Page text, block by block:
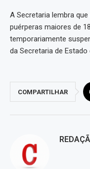
A Secretaria lembra
puérperas maiores de
temporariamente
da Secretaria de Estado
COMPARTILHAR